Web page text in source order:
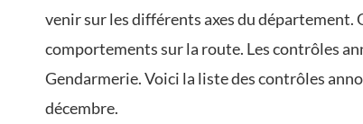
venir sur les différents axes du
comportements sur la route. Les contrôles
Gendarmerie. Voici la liste des contrôles
décembre.